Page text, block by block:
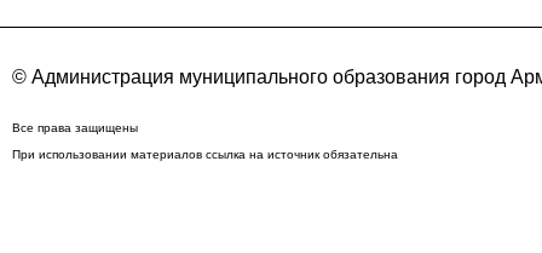
© Администрация муниципального образования город
Все права защищены
При использовании материалов ссылка на источник обязательна